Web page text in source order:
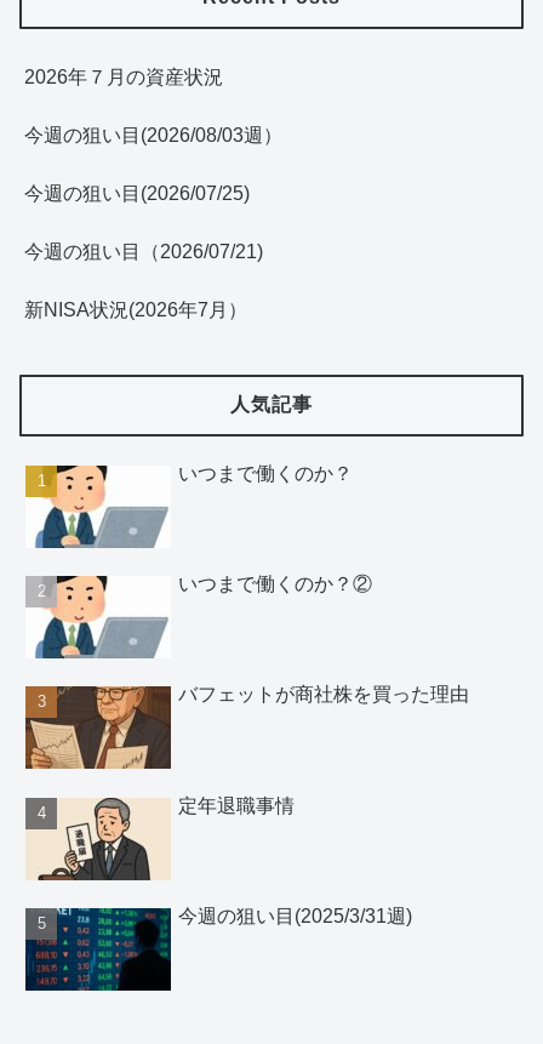
2026年７月の資産状況
今週の狙い目(2026/08/03週）
今週の狙い目(2026/07/25)
今週の狙い目（2026/07/21)
新NISA状況(2026年7月）
人気記事
いつまで働くのか？
いつまで働くのか？②
バフェットが商社株を買った理由
定年退職事情
今週の狙い目(2025/3/31週)